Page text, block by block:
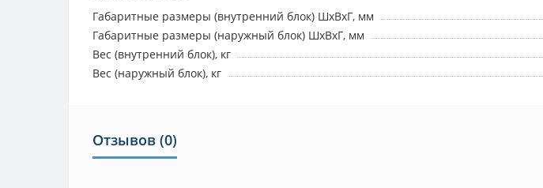
Габаритные размеры (внутренний блок) ШхВхГ, мм
Габаритные размеры (наружный блок) ШхВхГ, мм
Вес (внутренний блок), кг
Вес (наружный блок), кг
Отзывов (0)